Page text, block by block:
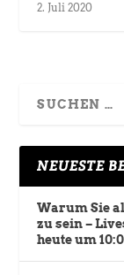
2. Juli 2020
NEUESTE
Warum Sie
zu sein –
heute um